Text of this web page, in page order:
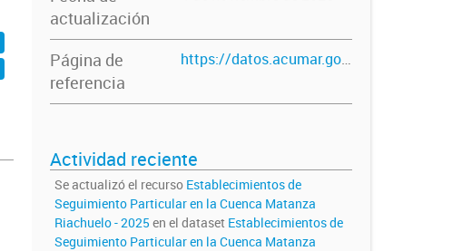
actualización
Página de
referencia
https://datos.acumar.gob.ar/dataset/establecimientos-seguimiento-particular-cuenca-matanza-riachuelo
Actividad reciente
Se actualizó el recurso Establecimientos de
Seguimiento Particular en la Cuenca Matanza
Riachuelo - 2025 en el dataset Establecimientos de
Seguimiento Particular en la Cuenca Matanza